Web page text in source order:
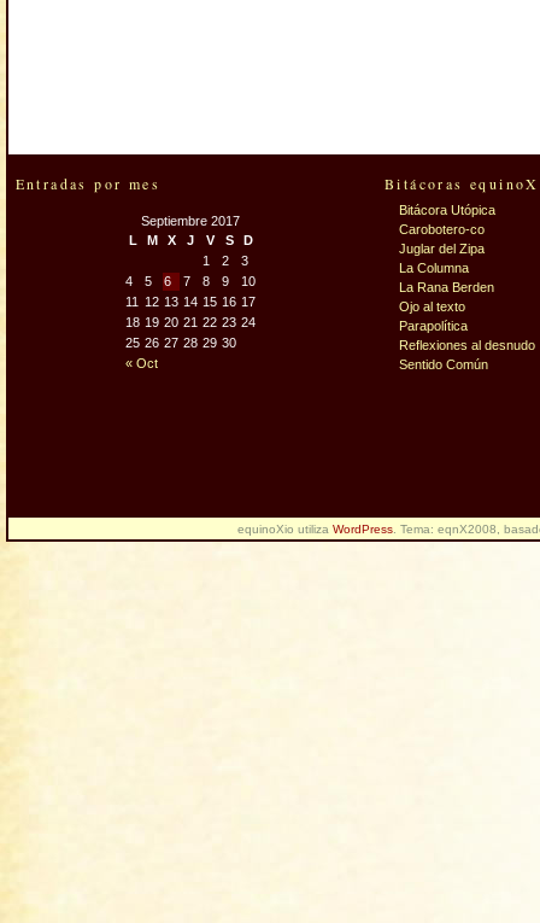
Entradas por mes
Septiembre 2017
L
M X J V S D
« Oct
1 2
3
4
5 6 7 8 9
10
11
12 13 14 15 16 17
18 19 20 21 22 23 24
25 26 27 28 29 30
Bitácoras
Bitácora Utópica
Carobotero-co
Juglar del Zipa
La Columna
La Rana Berden
Ojo al texto
Parapolítica
Reflexiones al desnudo
Sentido Común
equinoXio utiliza WordPress . Tema: eqnX2008,